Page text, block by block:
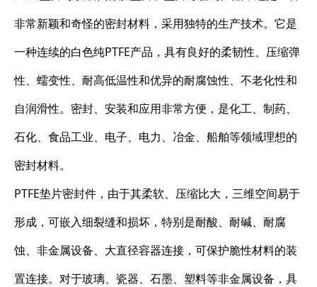
非常新颖和奇怪的密封材料，采用独特的生产技术。它是
一种连续的白色纯PTFE产品，具有良好的柔韧性、压缩弹
性、蠕变性、耐高低温性和优异的耐腐蚀性、不老化性和
自润滑性。密封、安装和应用非常方便，是化工、制药、
石化、食品工业、电子、电力、冶金、船舶等领域理想的
密封材料。
PTFE垫片密封件，由于其柔软、压缩比大，三维空间易于
形成，可嵌入细裂缝和损坏，特别是耐酸、耐碱、耐腐
蚀、非金属设备、大直径容器连接，可保护脆性材料的装
置连接。对于玻璃、瓷器、石墨、塑料等非金属设备，具